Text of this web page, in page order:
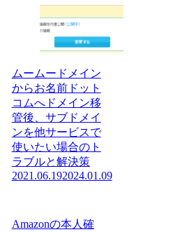
ムームードメイン
からお名前ドット
コムへドメイン移
管後、サブドメイ
ンを他サービスで
使いたい場合のト
ラブルと解決策
2021.06.192024.01.09
Amazonの本人確